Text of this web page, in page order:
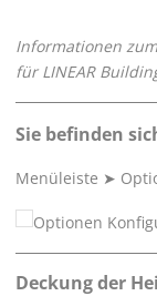
Informationen
für LINEAR
Sie befinden
Menüleiste ➤
Deckung der